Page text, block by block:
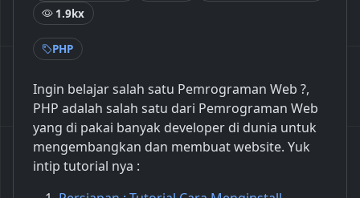
1.9kx
PHP
Ingin belajar salah satu Pemrograman Web ?,
PHP adalah salah satu dari Pemrograman Web
yang di pakai banyak developer di dunia untuk
mengembangkan dan membuat website. Yuk
intip tutorial nya :